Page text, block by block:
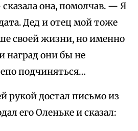
она, помолчав. — Я
Дед и отец мой тоже
своей жизни, но именно
наград они бы не
подчиняться…
рукой достал письмо из
его Оленьке и сказал: